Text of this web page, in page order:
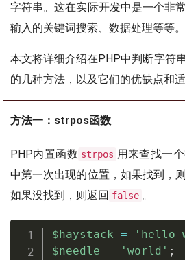
字符串。这在实际开发中是一个非
输入的关键词搜索、数据处理等等。
本文将详细介绍在PHP中判断字符
的几种方法，以及它们的优缺点和适
方法一：strpos函数
PHP内置函数 strpos 用来查找一
中第一次出现的位置，如果找到，
如果没找到，则返回 false 。
$haystack = 'hello
$needle = 'world' ;